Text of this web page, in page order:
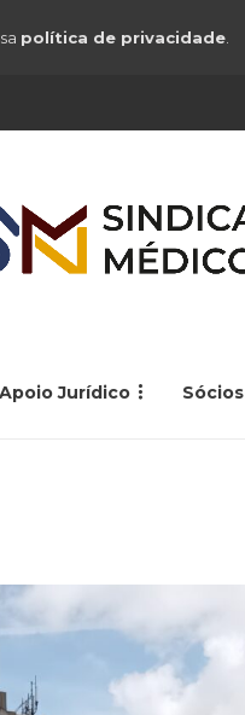
política de privacidade
Apoio Jurídico Sócios